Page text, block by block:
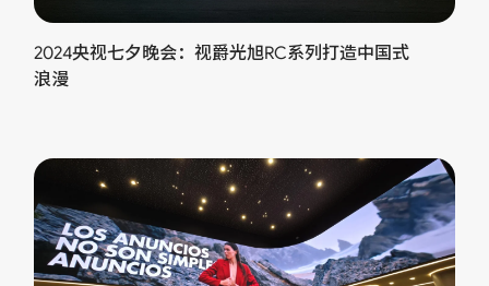
2024央视七夕晚会：视爵光旭RC系列打造中国式
浪漫